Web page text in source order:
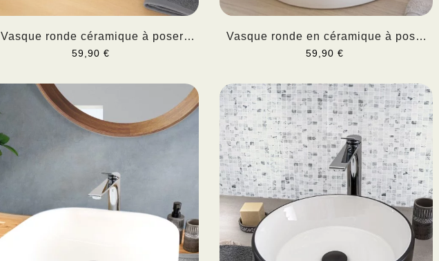
Vasque ronde céramique à poser
ATALIA
59,90 €
Vasque ronde en céramique à poser
DIVA
59,90 €